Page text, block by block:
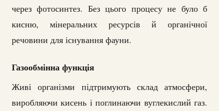
через фотосинтез. Без цього процесу не було б
кисню, мінеральних ресурсів й органічної
речовини для існування фауни.
Газообмінна функція
Живі організми підтримують склад атмосфери,
виробляючи кисень і поглинаючи вуглекислий газ.